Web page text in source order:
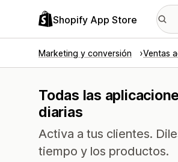
Shopify App Store
Marketing y conversión Ventas
Todas las
diarias
Activa a tus clientes.
tiempo y los productos.